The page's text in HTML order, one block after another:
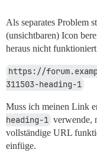
Als separates Problem
(unsichtbaren) Icon
heraus nicht
https://
311503-heading-1
Muss ich meinen Link
heading-1 verwende,
vollständige URL
einfüge.